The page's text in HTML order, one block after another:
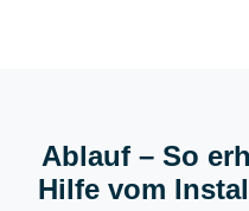
Ablauf – So
Hilfe vom